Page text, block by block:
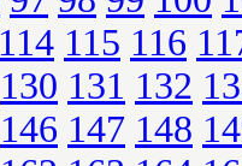
114 115 116
130 131 132
146 147 148